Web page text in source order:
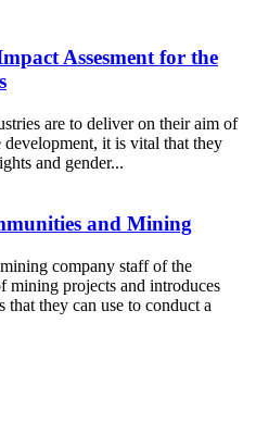
Assesment for the
are to deliver on their aim of
it is vital that they
and gender...
and Mining
company staff of the
mining projects and introduces
that they can use to conduct a